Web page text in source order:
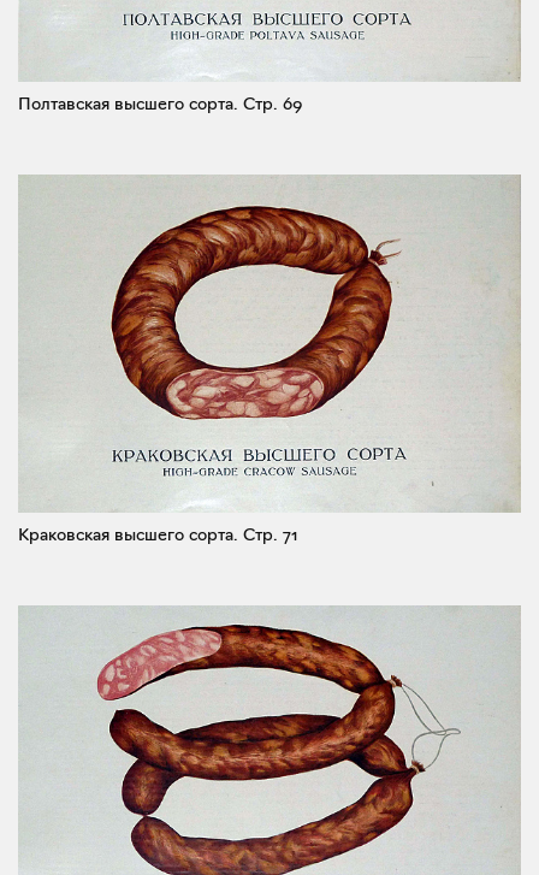
Полтавская высшего сорта. Стр. 69
Краковская высшего сорта. Стр. 71